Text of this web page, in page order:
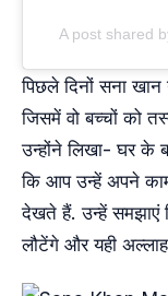
A post shared
पिछले दिनों सना खान
जिसमें वो बच्चों को
उन्होंने लिखा- घर के
कि आप उन्हें अपने
देखते हैं. उन्हें समझाएं
लौटेंगे और यही